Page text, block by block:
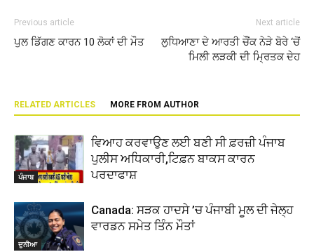
Previous article
ਪੁਲ ਡਿੱਗਣ ਕਾਰਨ 10 ਲੋਕਾਂ ਦੀ ਮੌਤ
Next article
ਲੁਧਿਆਣਾ ਦੇ ਆਰਤੀ ਚੌਂਕ ਨੇੜੇ ਬੋਰੇ ‘ਚੋਂ
ਮਿਲੀ ਲੜਕੀ ਦੀ ਮ੍ਰਿਤਕ ਦੇਹ
RELATED ARTICLES MORE FROM AUTHOR
ਪੰਜਾਬ
ਵਿਆਹ ਕਰਵਾਉਣ ਲਈ ਬਣੀ ਸੀ ਫ਼ਰਜ਼ੀ ਪੰਜਾਬ
ਪੁਲੀਸ ਅਧਿਕਾਰੀ,ਟਿਫ਼ਨ ਬਾਕਸ ਕਾਰਨ
ਪਰਦਾਫਾਸ਼
ਦੁਨੀਆ
Canada: ਸੜਕ ਹਾਦਸੇ ’ਚ ਪੰਜਾਬੀ ਮੂਲ ਦੀ ਜੇਲ੍ਹ
ਵਾਰਡਨ ਸਮੇਤ ਤਿੰਨ ਮੌਤਾਂ